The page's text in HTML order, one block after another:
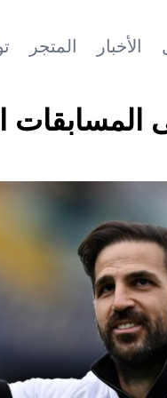
الأخبار المتجر